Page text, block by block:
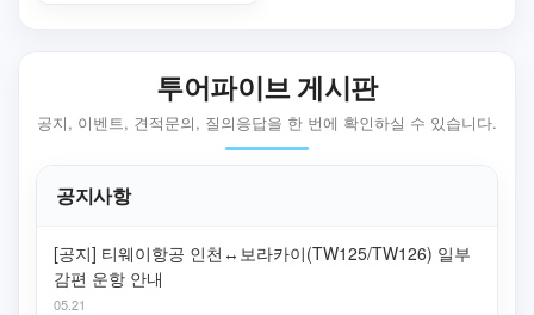
투어파이브 게시판
공지, 이벤트, 견적문의, 질의응답을 한 번에 확인하실 수 있습니다.
공지사항
[공지] 티웨이항공 인천↔보라카이(TW125/TW126) 일부
감편 운항 안내
05.21